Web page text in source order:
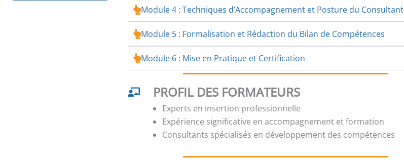
Module 4 : Techniques d’Accompagnement et Posture du Consultant
Module 5 : Formalisation et Rédaction du Bilan de Compétences
Module 6 : Mise en Pratique et Certification
PROFIL DES FORMATEURS
Experts en insertion professionnelle
Expérience significative en accompagnement et formation
Consultants spécialisés en développement des compétences